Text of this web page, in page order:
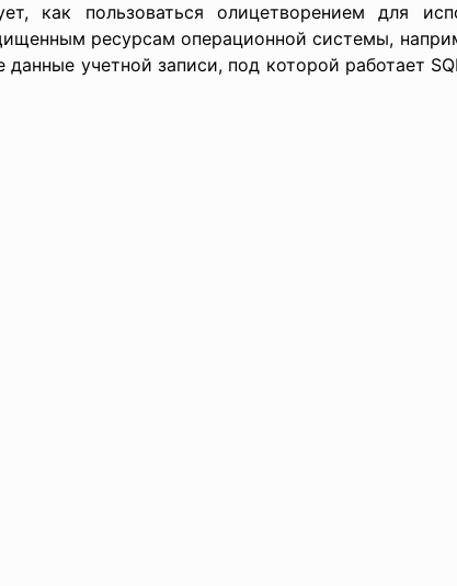
как пользоваться олицетворением для
ресурсам операционной системы,
учетной записи, под которой работает